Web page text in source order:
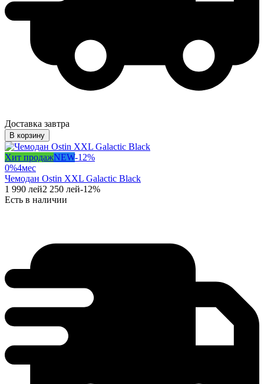
Доставка завтра
В корзину
Хит продажNEW-12%
0%4мес
Чемодан Ostin XXL Galactic Black
1 990 лей2 250 лей-12%
Есть в наличии